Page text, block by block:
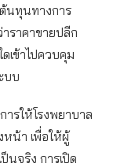
นทุนทางการ
ราคาขายปลีก
เข้าไปควบคุม
บบ
รให้โรงพยาบาล
หน้า เพื่อให้ผู้
นจริง การเปิด